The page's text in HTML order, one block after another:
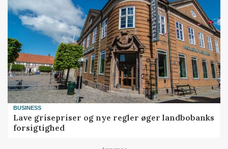
BUSINESS
Lave grisepriser og nye regler øger landbobanks
forsigtighed